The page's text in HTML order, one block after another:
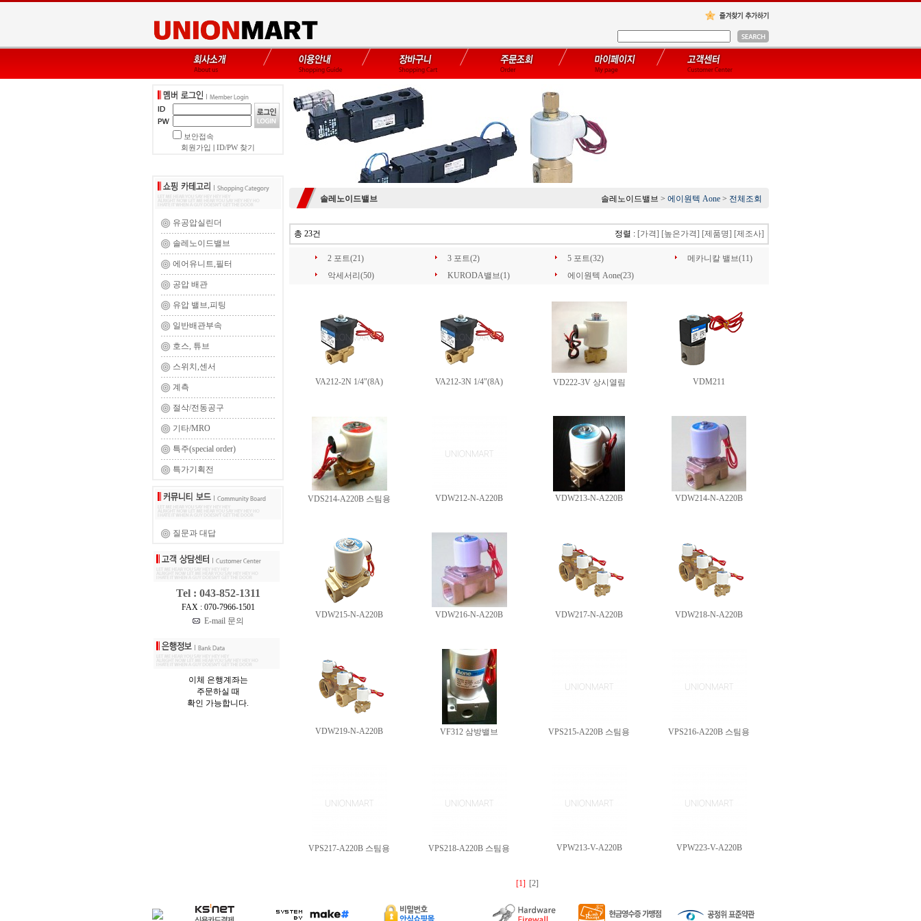
보안접속
회원가입
ID/PW 찾기
유공압실린더
솔레노이드밸브
에어유니트,필터
공압 배관
유압 밸브,피팅
일반배관부속
호스, 튜브
스위치,센서
계측
절삭/전동공구
기타/MRO
특주(special order)
특가기획전
질문과 대답
Tel : 043-852-1311
FAX : 070-7966-1501
E-mail 문의
이체 은행계좌는
주문하실 때
확인 가능합니다.
솔레노이드밸브 솔레노이드밸브 > 에이원텍 Aone > 전체조회
총 23건 정렬 : [가격] [높은가격] [제품명] [제조사]
2 포트(21) 3 포트(2) 5 포트(32)
메카니칼 밸브(11)
악세서리(50)
KURODA밸브(1) 에이원텍 Aone(23)
VA212-2N 1/4"(8A) VA212-3N 1/4"(8A) VD222-3V 상시열림 VDM211
VDS214-A220B 스팀용 VDW212-N-A220B VDW213-N-A220B VDW214-N-A220B
VDW215-N-A220B VDW216-N-A220B VDW217-N-A220B VDW218-N-A220B
VDW219-N-A220B VF312 삼방밸브 VPS215-A220B 스팀용 VPS216-A220B 스팀용
VPS217-A220B 스팀용 VPS218-A220B 스팀용 VPW213-V-A220B VPW223-V-A220B
[1] [2]